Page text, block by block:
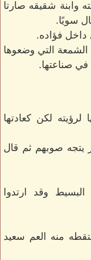
وابنة شقيقه صارتا
سويًا.
داخل فؤاده.
الشمعة التي وضعوها
في صناعتها.
لكن كعادتها
يتجه صوبهم ثم قال
وقد ارتدوا
منه العم سعيد